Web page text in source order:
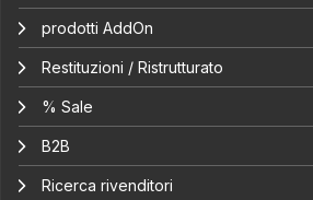
prodotti AddOn
Restituzioni / Ristrutturato
% Sale
B2B
Ricerca rivenditori